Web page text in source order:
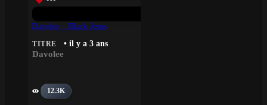
Davolee – Black Jesus
TITRE • il y a 3 ans
Davolee
12.3K